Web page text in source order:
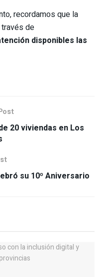
recordamos que la
de
disponibles las
20 viviendas en Los
su 10º Aniversario